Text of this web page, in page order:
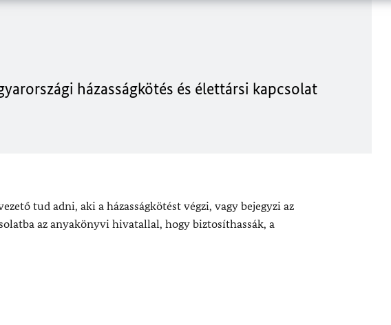
házasságkötés és élettársi kapcsolat
tud adni, aki a házasságkötést végzi, vagy bejegyzi az
az anyakönyvi hivatallal, hogy biztosíthassák, a